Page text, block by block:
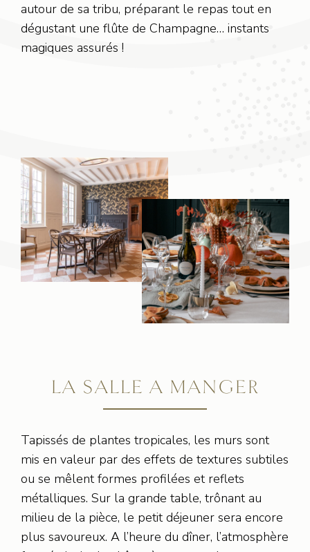
autour de sa tribu, préparant le repas tout en
dégustant une flûte de Champagne… instants
magiques assurés !
LA SALLE À MANGER
Tapissés de plantes tropicales, les murs sont
mis en valeur par des effets de textures subtiles
ou se mêlent formes profilées et reflets
métalliques. Sur la grande table, trônant au
milieu de la pièce, le petit déjeuner sera encore
plus savoureux. A l’heure du dîner, l’atmosphère